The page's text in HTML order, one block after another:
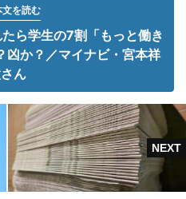
文を読む
ら学生の7割「もっと働き
凶か？／マイナビ・宮本祥
ん